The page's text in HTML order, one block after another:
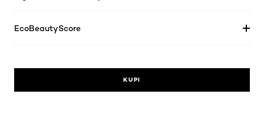
EcoBeautyScore
KUPI